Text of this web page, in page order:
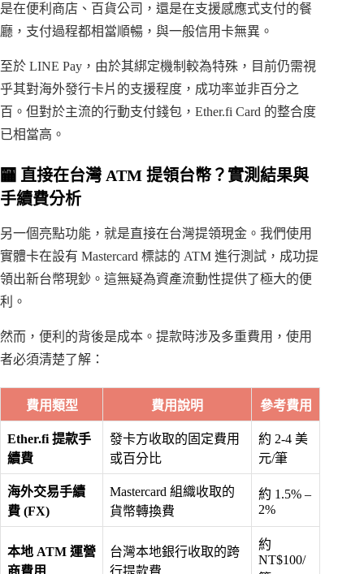
是在便利商店、百貨公司，還是在支援感應式支付的餐
廳，支付過程都相當順暢，與一般信用卡無異。
至於 LINE Pay，由於其綁定機制較為特殊，目前仍需視
乎其對海外發行卡片的支援程度，成功率並非百分之
百。但對於主流的行動支付錢包，Ether.fi Card 的整合度
已相當高。
🏧 直接在台灣 ATM 提領台幣？實測結果與
手續費分析
另一個亮點功能，就是直接在台灣提領現金。我們使用
實體卡在設有 Mastercard 標誌的 ATM 進行測試，成功提
領出新台幣現鈔。這無疑為資產流動性提供了極大的便
利。
然而，便利的背後是成本。提款時涉及多重費用，使用
者必須清楚了解：
費用類型 費用說明 參考費用
Ether.fi 提款手
續費
發卡方收取的固定費用
或百分比
約 2-4 美
元/筆
海外交易手續
費 (FX)
Mastercard 組織收取的
貨幣轉換費
約 1.5% –
2%
本地 ATM 運營
商費用
台灣本地銀行收取的跨
行提款費
約
NT$100/